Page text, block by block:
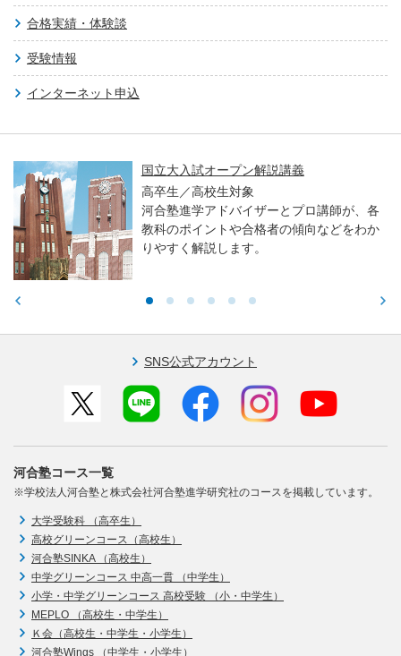
合格実績・体験談
受験情報
インターネット申込
国立大入試オープン解説講義
高卒生／高校生対象
河合塾進学アドバイザーとプロ講師が、各
教科のポイントや合格者の傾向などをわか
りやすく解説します。
SNS公式アカウント
河合塾コース一覧
※学校法人河合塾と株式会社河合塾進学研究社のコースを掲載しています。
大学受験科 （高卒生）
高校グリーンコース（高校生）
河合塾SINKA （高校生）
中学グリーンコース 中高一貫 （中学生）
小学・中学グリーンコース 高校受験 （小・中学生）
MEPLO （高校生・中学生）
Ｋ会（高校生・中学生・小学生）
河合塾Wings （中学生・小学生）